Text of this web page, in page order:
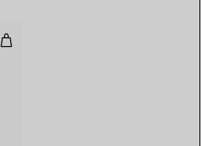
Boucles d’oreilles Cercle en